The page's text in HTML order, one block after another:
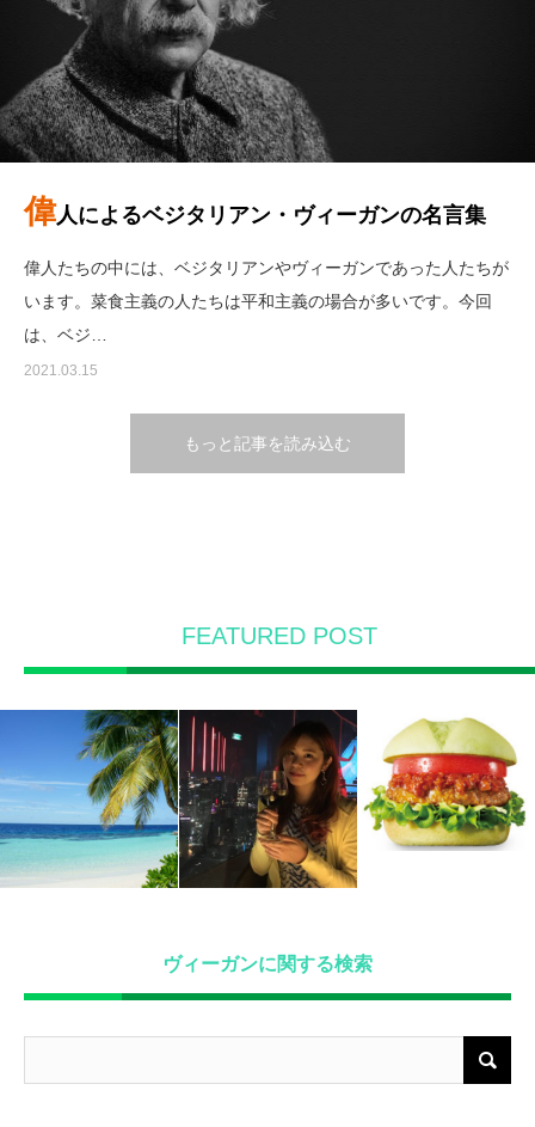
偉人によるベジタリアン・ヴィーガンの名言集
偉人たちの中には、ベジタリアンやヴィーガンであった人たちが
います。菜食主義の人たちは平和主義の場合が多いです。今回
は、ベジ…
2021.03.15
もっと記事を読み込む
FEATURED POST
ヴィーガンに関する検索